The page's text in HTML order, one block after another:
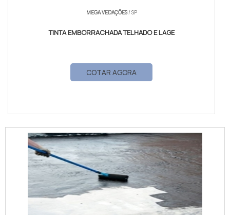
MEGA VEDAÇÕES/ SP
TINTA EMBORRACHADA TELHADO E LAGE
COTAR AGORA